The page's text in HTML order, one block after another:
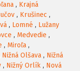
, Krajná
, Krušinec ,
, Lomné , Lužany
, Medvedie ,
, Miroľa ,
Nižná Olšava , Nižná
, Nižný Orlík , Nová